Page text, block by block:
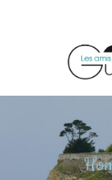
LES
LE